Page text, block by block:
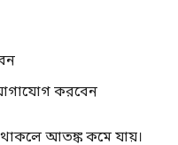
করবেন
আতঙ্ক কমে যায়।